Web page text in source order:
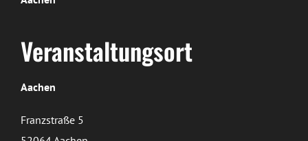
Veranstaltungsort
Aachen
Franzstraße 5